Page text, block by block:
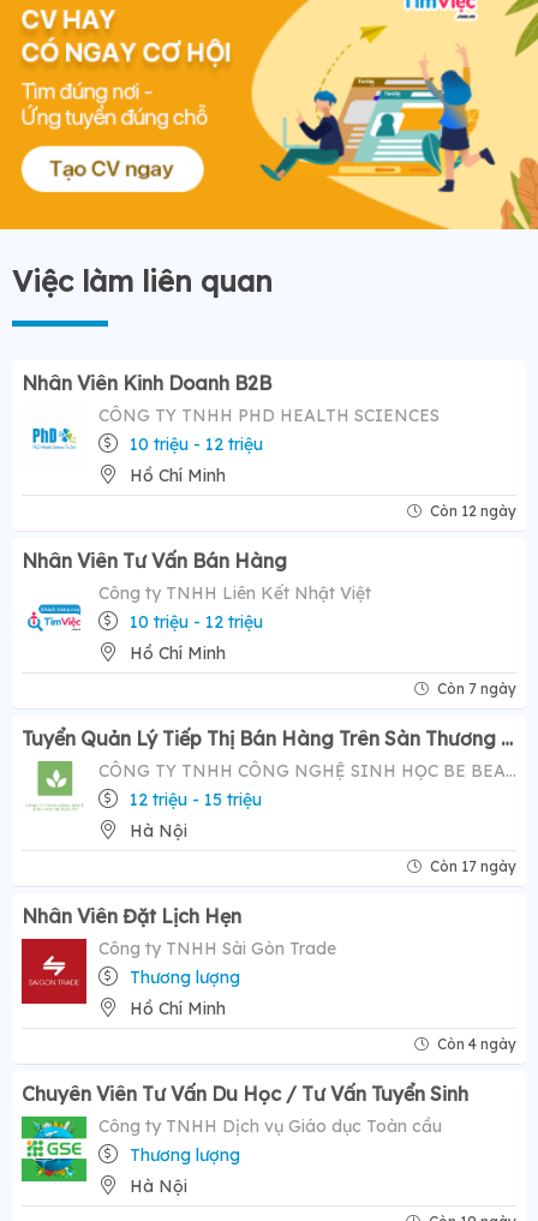
Việc làm liên quan
Nhân Viên Kinh Doanh B2B
CÔNG TY TNHH PHD HEALTH SCIENCES
10 triệu - 12 triệu
Hồ Chí Minh
Còn 12 ngày
Nhân Viên Tư Vấn Bán Hàng
Công ty TNHH Liên Kết Nhật Việt
10 triệu - 12 triệu
Hồ Chí Minh
Còn 7 ngày
Tuyển Quản Lý Tiếp Thị Bán Hàng Trên Sàn Thương Mại Điện Tử ( Tiktok Shop)- Mức Lương Hấp Dẫn 12-20 Triệu
CÔNG TY TNHH CÔNG NGHỆ SINH HỌC BE BEAUTY
12 triệu - 15 triệu
Hà Nội
Còn 17 ngày
Nhân Viên Đặt Lịch Hẹn
Công ty TNHH Sài Gòn Trade
Thương lượng
Hồ Chí Minh
Còn 4 ngày
Chuyên Viên Tư Vấn Du Học / Tư Vấn Tuyển Sinh
Công ty TNHH Dịch vụ Giáo dục Toàn cầu
Thương lượng
Hà Nội